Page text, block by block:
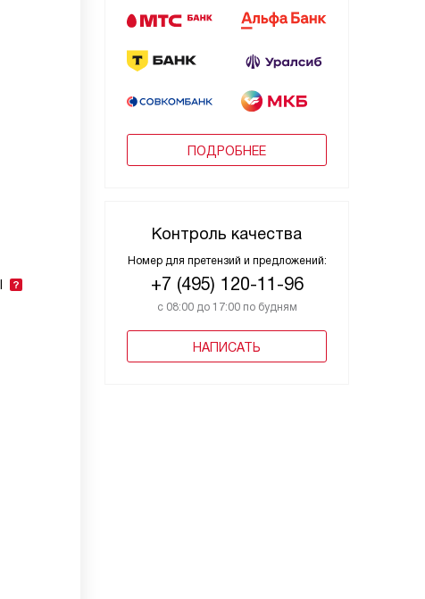
ПОДРОБНЕЕ
Контроль качества
Номер для претензий и предложений:
+7 (495) 120-11-96
с 08:00 до 17:00 по будням
НАПИСАТЬ